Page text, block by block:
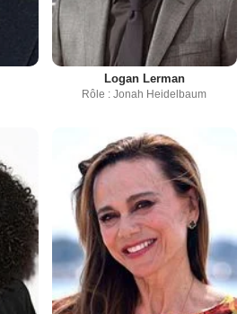
Logan Lerman
Rôle : Jonah Heidelbaum